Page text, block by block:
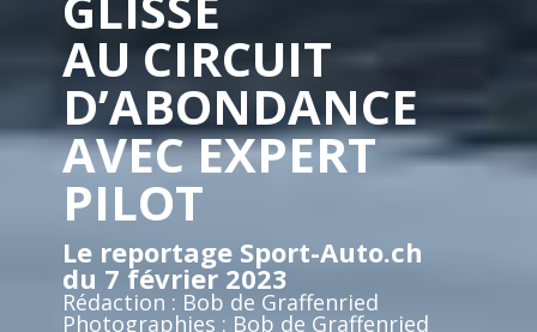
AU CIRCUIT
D’ABONDANCE
AVEC EXPERT
PILOT
Le reportage Sport-Auto.ch
du 7 février 2023
Rédaction : Bob de Graffenried
Photographies : Bob de Graffenried